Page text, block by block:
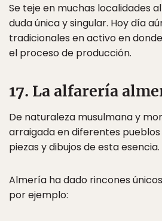
Se teje en muchas localidades
duda única y singular. Hoy día
tradicionales en activo en
el proceso de producción.
17. La alfarería
De naturaleza musulmana y
arraigada en diferentes
piezas y dibujos de esta esencia.
Almería ha dado rincones
por ejemplo: